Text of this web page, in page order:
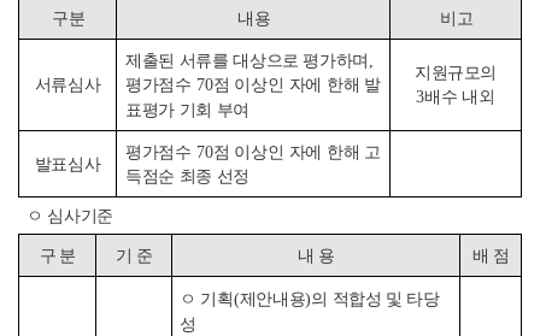
구 분 내 용 비 고
서류심사
제출된 서류를 대상으로 평가하며 ,
평가점수 70점 이상인 자에 한해 발
표평가 기회 부여
지원규모의
3배수 내외
발표심사
평가점수 70점 이상인 자에 한해 고
득점순 최종 선정
ㅇ 심사기준
구 분 기 준 내 용 배 점
ㅇ 기획(제안내용)의 적합성 및 타당
성